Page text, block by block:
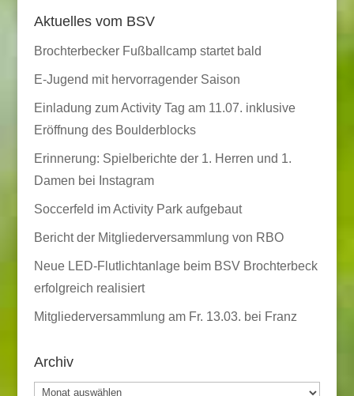
Aktuelles vom BSV
Brochterbecker Fußballcamp startet bald
E-Jugend mit hervorragender Saison
Einladung zum Activity Tag am 11.07. inklusive
Eröffnung des Boulderblocks
Erinnerung: Spielberichte der 1. Herren und 1.
Damen bei Instagram
Soccerfeld im Activity Park aufgebaut
Bericht der Mitgliederversammlung von RBO
Neue LED-Flutlichtanlage beim BSV Brochterbeck
erfolgreich realisiert
Mitgliederversammlung am Fr. 13.03. bei Franz
Archiv
Archiv